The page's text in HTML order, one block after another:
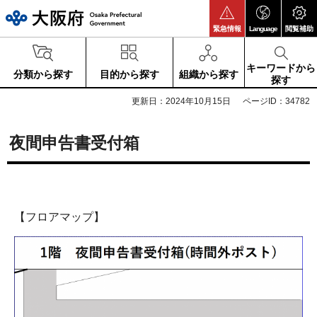
緊急情報 Language 閲覧補助
分類から探す 目的から探す 組織から探す
キーワードから
探す
更新日：2024年10月15日 ページID：34782
夜間申告書受付箱
【フロアマップ】